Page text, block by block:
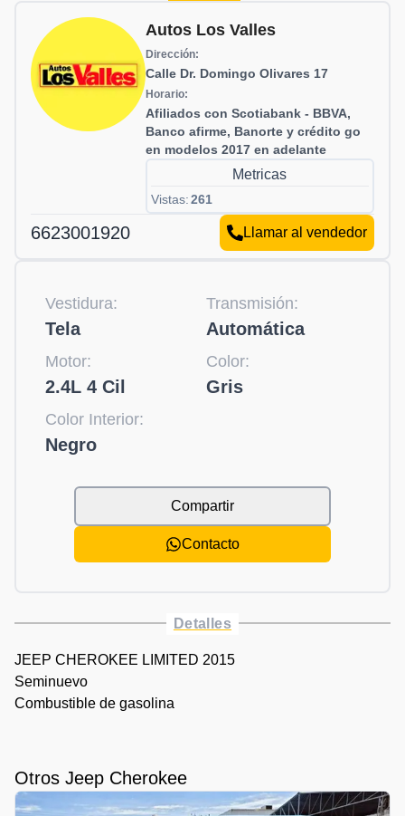
Autos Los Valles
Dirección:
Calle Dr. Domingo Olivares 17
Horario:
Afiliados con Scotiabank - BBVA,
Banco afirme, Banorte y crédito go
en modelos 2017 en adelante
Metricas
Vistas:261
6623001920 Llamar al vendedor
Vestidura:
Tela
Transmisión:
Automática
Motor:
2.4L 4 Cil
Color:
Gris
Color Interior:
Negro
Compartir
Contacto
Detalles
JEEP CHEROKEE LIMITED 2015
Seminuevo
Combustible de gasolina
Otros Jeep Cherokee